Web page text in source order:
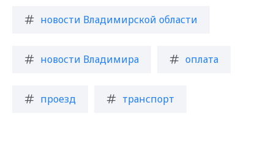
новости Владимирской области
новости Владимира оплата
проезд транспорт